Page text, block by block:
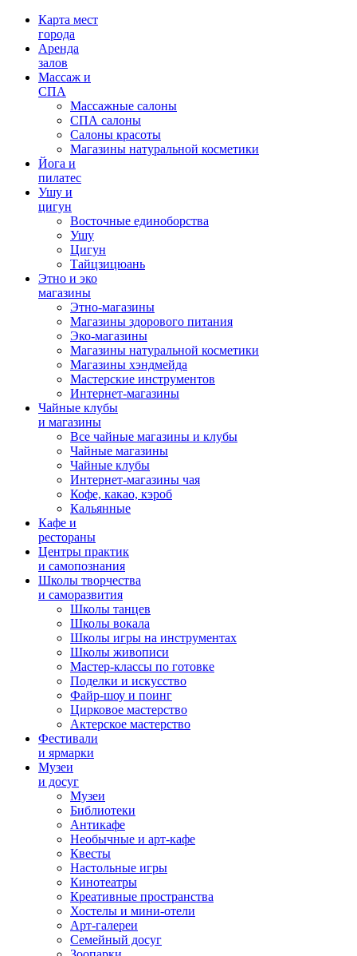
Карта мест
города
Аренда
залов
Массаж и
СПА
Массажные салоны
СПА салоны
Салоны красоты
Магазины натуральной косметики
Йога и
пилатес
Ушу и
цигун
Восточные единоборства
Ушу
Цигун
Тайцзицюань
Этно и эко
магазины
Этно-магазины
Магазины здорового питания
Эко-магазины
Магазины натуральной косметики
Магазины хэндмейда
Мастерские инструментов
Интернет-магазины
Чайные клубы
и магазины
Все чайные магазины и клубы
Чайные магазины
Чайные клубы
Интернет-магазины чая
Кофе, какао, кэроб
Кальянные
Кафе и
рестораны
Центры практик
и самопознания
Школы творчества
и саморазвития
Школы танцев
Школы вокала
Школы игры на инструментах
Школы живописи
Мастер-классы по готовке
Поделки и искусство
Файр-шоу и поинг
Цирковое мастерство
Актерское мастерство
Фестивали
и ярмарки
Музеи
и досуг
Музеи
Библиотеки
Антикафе
Необычные и арт-кафе
Квесты
Настольные игры
Кинотеатры
Креативные пространства
Хостелы и мини-отели
Арт-галереи
Семейный досуг